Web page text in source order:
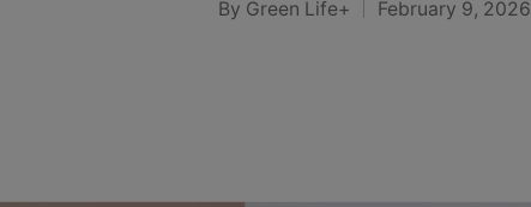
Posted
By Green Life+ February 9, 2026